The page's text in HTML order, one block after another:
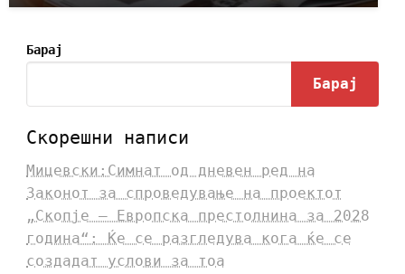
Барај
Барај
Скорешни написи
Мицевски:Симнат од дневен ред на
Законот за спроведување на проектот
„Скопје – Европска престолнина за 2028
година“: Ќе се разгледува кога ќе се
создадат услови за тоа